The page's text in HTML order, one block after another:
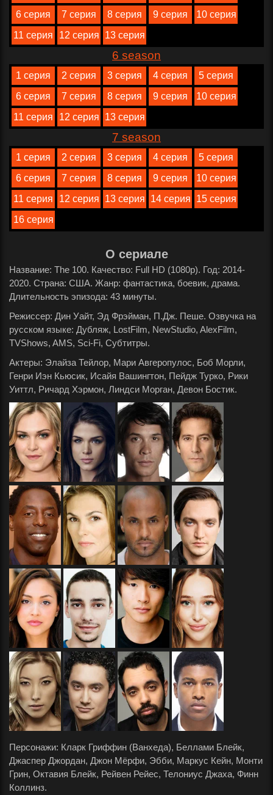
6 серия
7 серия 8 серия 9 серия
10 серия
11 серия
12 серия 13 серия
6 season
1 серия 2 серия 3 серия 4 серия
5 серия
6 серия
7 серия 8 серия 9 серия
10 серия
11 серия
12 серия 13 серия
7 season
1 серия 2 серия 3 серия 4 серия
5 серия
6 серия
7 серия 8 серия 9 серия
10 серия
11 серия
12 серия 13 серия 14 серия
15 серия
16 серия
О сериале
Название: The 100. Качество: Full HD (1080p). Год: 2014-
2020. Страна: США. Жанр: фантастика, боевик, драма.
Длительность эпизода: 43 минуты.
Режиссер: Дин Уайт, Эд Фрэйман, П.Дж. Пеше. Озвучка на
русском языке: Дубляж, LostFilm, NewStudio, AlexFilm,
TVShows, AMS, Sci-Fi, Субтитры.
Актеры: Элайза Тейлор, Мари Авгеропулос, Боб Морли,
Генри Иэн Кьюсик, Исайя Вашингтон, Пейдж Турко, Рики
Уиттл, Ричард Хэрмон, Линдси Морган, Девон Бостик.
Персонажи: Кларк Гриффин (Ванхеда), Беллами Блейк,
Джаспер Джордан, Джон Мёрфи, Эбби, Маркус Кейн, Монти
Грин, Октавия Блейк, Рейвен Рейес, Телониус Джаха, Финн
Коллинз.